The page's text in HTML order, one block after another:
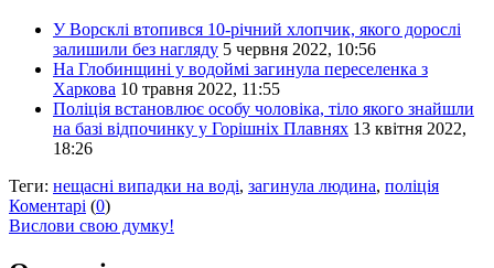
У Ворсклі втопився 10-річний хлопчик, якого дорослі
залишили без нагляду 5 червня 2022, 10:56
На Глобинщині у водоймі загинула переселенка з
Харкова 10 травня 2022, 11:55
Поліція встановлює особу чоловіка, тіло якого знайшли
на базі відпочинку у Горішніх Плавнях 13 квітня 2022,
18:26
Теги: нещасні випадки на воді, загинула людина, поліція
Коментарі (0)
Вислови свою думку!